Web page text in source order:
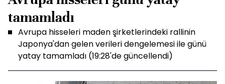
tamamladı
Avrupa hisseleri maden şirketlerindeki rallinin
Japonya'dan gelen verileri dengelemesi ile günü
yatay tamamladı (19:28'de güncellendi)